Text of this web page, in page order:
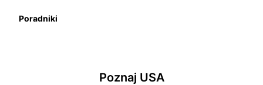
Poradniki
Poznaj USA